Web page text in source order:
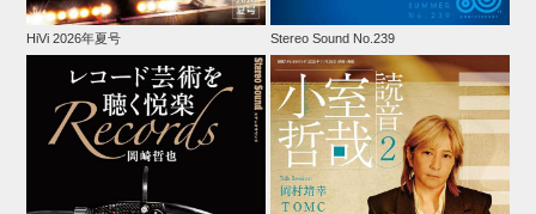
HiVi 2026年夏号 Stereo Sound No.239